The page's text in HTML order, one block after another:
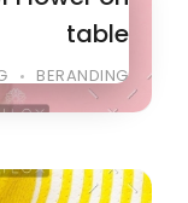
table
BERANDING